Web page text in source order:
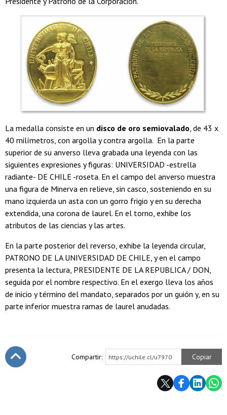
La medalla consiste en un disco de oro semiovalado, de 43 x
40 milímetros, con argolla y contra argolla. En la parte
superior de su anverso lleva grabada una leyenda con las
siguientes expresiones y figuras: UNIVERSIDAD -estrella
radiante- DE CHILE -roseta. En el campo del anverso muestra
una figura de Minerva en relieve, sin casco, sosteniendo en su
mano izquierda un asta con un gorro frigio y en su derecha
extendida, una corona de laurel. En el torno, exhibe los
atributos de las ciencias y las artes.
En la parte posterior del reverso, exhibe la leyenda circular,
PATRONO DE LA UNIVERSIDAD DE CHILE, y en el campo
presenta la lectura, PRESIDENTE DE LA REPUBLICA / DON,
seguida por el nombre respectivo. En el exergo lleva los años
de inicio y término del mandato, separados por un guión y, en su
parte inferior muestra ramas de laurel anudadas.
Compartir: https://uchile.cl/u7970 Copiar